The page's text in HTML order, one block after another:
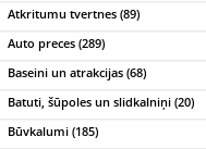
Atkritumu tvertnes (89)
Auto preces (289)
Baseini un atrakcijas (68)
Batuti, šūpoles un slidkalniņi (20)
Būvkalumi (185)